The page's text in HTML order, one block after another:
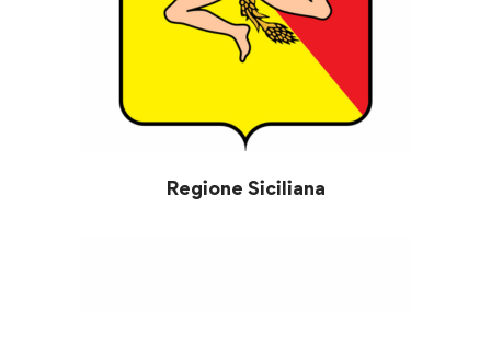
Regione Siciliana